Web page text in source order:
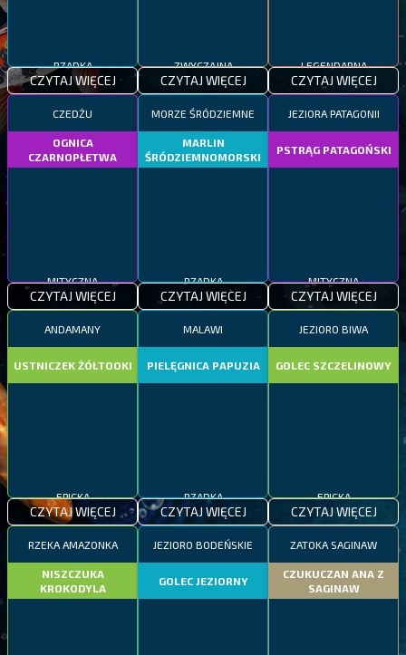
CZYTAJ WIĘCEJ CZYTAJ WIĘCEJ CZYTAJ WIĘCEJ
CZEDŻU
OGNICA
CZARNOPŁETWA
CZYTAJ WIĘCEJ
MORZE ŚRÓDZIEMNE
MARLIN
ŚRÓDZIEMNOMORSKI
CZYTAJ WIĘCEJ
JEZIORA PATAGONII
PSTRĄG PATAGOŃSKI
CZYTAJ WIĘCEJ
ANDAMANY
USTNICZEK ŻÓŁTOOKI
EPICKA
CZYTAJ WIĘCEJ
MALAWI
PIELĘGNICA PAPUZIA
RZADKA
CZYTAJ WIĘCEJ
JEZIORO BIWA
GOLEC SZCZELINOWY
EPICKA
CZYTAJ WIĘCEJ
RZEKA AMAZONKA
NISZCZUKA
KROKODYLA
JEZIORO BODEŃSKIE
GOLEC JEZIORNY
ZATOKA SAGINAW
CZUKUCZAN ANA Z
SAGINAW